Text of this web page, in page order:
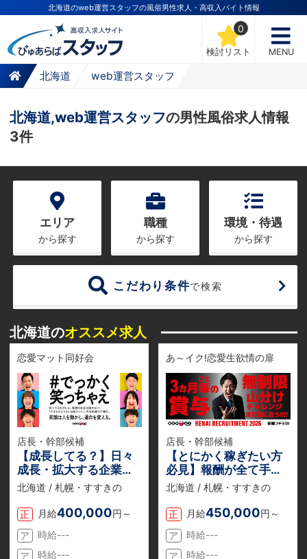
北海道のweb運営スタッフの風俗男性求人・高収入バイト情報
検討リスト
0
MENU
北海道 web運営スタッフ
北海道,web運営スタッフの男性風俗求人情報
3件
エリア
から探す
職種
から探す
環境・待遇
から探す
こだわり条件で検索
北海道のオススメ求人
恋愛マット同好会
店長・幹部候補
【成長してる？】日々
成長・拡大する企業
『恋愛グループ』でチ
ャンスを掴め。若くて
も得られる収入と役
職！
北海道 / 札幌・すすきの
正 月給400,000円～
ア
時給---
ア
時給---
あ～イク!恋愛生欲情の扉
店長・幹部候補
【とにかく稼ぎたい方
必見】報酬が全て手取
りでもらえる『業務委
託』のお仕事説明会を
随時開催中！
北海道 / 札幌・すすきの
正 月給450,000円～
ア
時給---
ア
時給---